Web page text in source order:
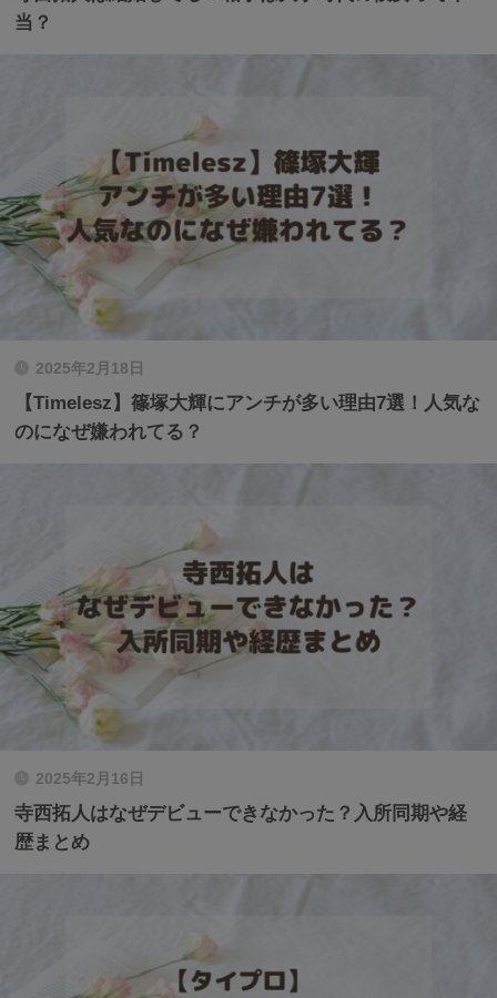
当？
2025年2月18日
【Timelesz】篠塚大輝にアンチが多い理由7選！人気な
のになぜ嫌われてる？
2025年2月16日
寺西拓人はなぜデビューできなかった？入所同期や経
歴まとめ